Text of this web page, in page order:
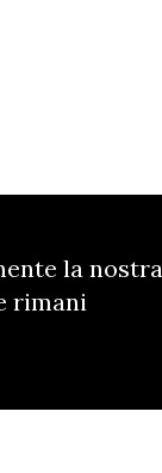
la nostra
rimani